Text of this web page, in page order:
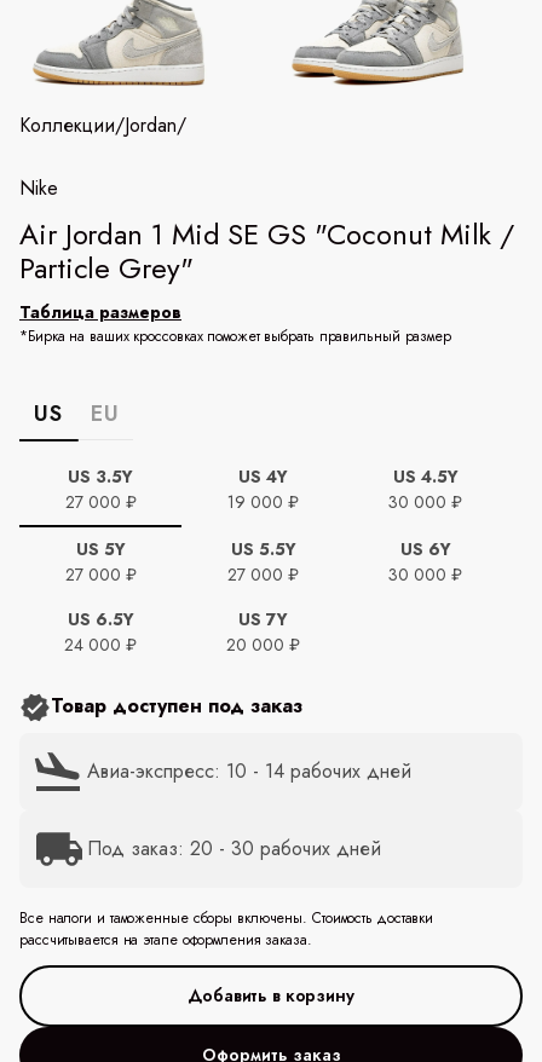
Коллекции/Jordan/
Nike
Air Jordan 1 Mid SE GS "Coconut Milk /
Particle Grey"
Таблица размеров
*Бирка на ваших кроссовках поможет выбрать правильный размер
US EU
US 3.5Y
27 000 ₽
US 4Y
19 000 ₽
US 4.5Y
30 000 ₽
US 5Y
27 000 ₽
US 5.5Y
27 000 ₽
US 6Y
30 000 ₽
US 6.5Y
24 000 ₽
US 7Y
20 000 ₽
Товар доступен под заказ
Авиа-экспресс: 10 - 14 рабочих дней
Под заказ: 20 - 30 рабочих дней
Все налоги и таможенные сборы включены. Стоимость доставки
рассчитывается на этапе оформления заказа.
Оформить заказ